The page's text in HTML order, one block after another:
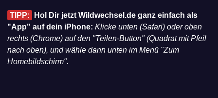
TIPP:
Hol Dir jetzt Wildwechsel.de ganz einfach als
"App" auf dein iPhone: Klicke unten (Safari) oder oben
rechts (Chrome) auf den "Teilen-Button" (Quadrat mit Pfeil
nach oben), und wähle dann unten im Menü "Zum
Homebildschirm".